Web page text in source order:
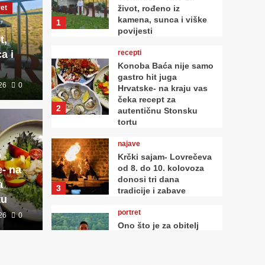
nije samo gastro hit
na kraju vas čeka
Stonsku
0
i
0
na
0
1
život, rođeno iz
kamena, sunca i viške
povijesti
2
recepti
Konoba Baća nije samo
gastro hit juga
Hrvatske- na kraju vas
čeka recept za
autentičnu Stonsku
tortu
3
najave
Krčki sajam- Lovrečeva
od 8. do 10. kolovoza
donosi tri dana
tradicije i zabave
portret
Ono što je za obitelj